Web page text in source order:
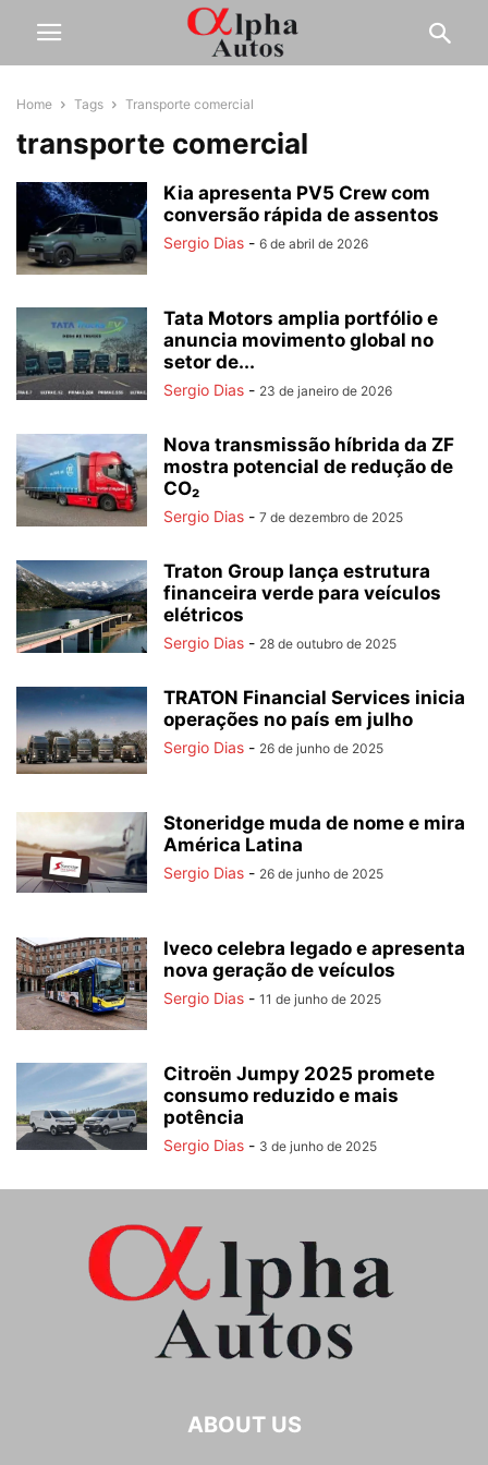
Home Tags Transporte comercial
transporte comercial
Kia apresenta PV5 Crew com
conversão rápida de assentos
Sergio Dias - 6 de abril de 2026
Tata Motors amplia portfólio e
anuncia movimento global no
setor de...
Sergio Dias - 23 de janeiro de 2026
Nova transmissão híbrida da ZF
mostra potencial de redução de
CO₂
Sergio Dias - 7 de dezembro de 2025
Traton Group lança estrutura
financeira verde para veículos
elétricos
Sergio Dias - 28 de outubro de 2025
TRATON Financial Services inicia
operações no país em julho
Sergio Dias - 26 de junho de 2025
Stoneridge muda de nome e mira
América Latina
Sergio Dias - 26 de junho de 2025
Iveco celebra legado e apresenta
nova geração de veículos
Sergio Dias - 11 de junho de 2025
Citroën Jumpy 2025 promete
consumo reduzido e mais
potência
Sergio Dias - 3 de junho de 2025
ABOUT US